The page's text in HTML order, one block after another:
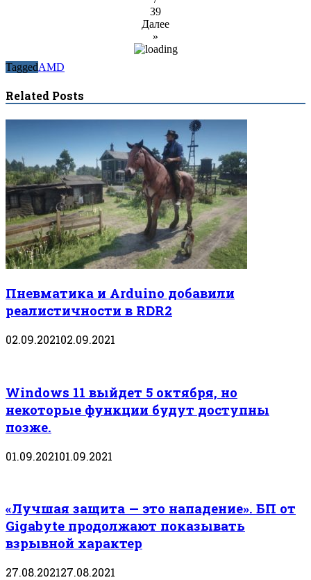
39
Далее
»
TaggedAMD
Related Posts
Пневматика и Arduino добавили
реалистичности в RDR2
02.09.202102.09.2021
Windows 11 выйдет 5 октября, но
некоторые функции будут доступны
позже.
01.09.202101.09.2021
«Лучшая защита — это нападение». БП от
Gigabyte продолжают показывать
взрывной характер
27.08.202127.08.2021